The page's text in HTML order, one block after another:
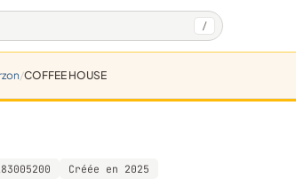
/
COFFEE HOUSE
Créée en 2025